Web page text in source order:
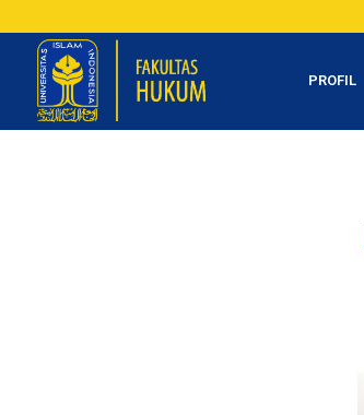
PROFIL